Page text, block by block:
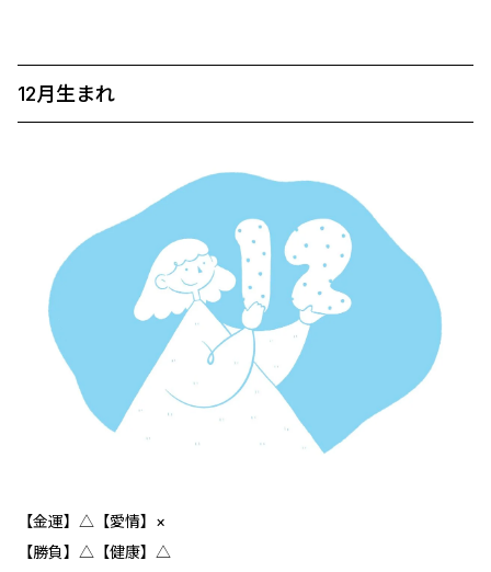
12月生まれ
【金運】△【愛情】×
【勝負】△【健康】△